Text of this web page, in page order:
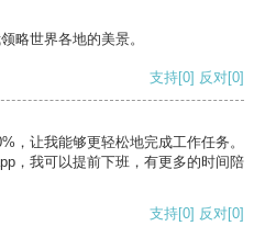
略世界各地的美景。
支持[0] 反对[0]
，让我能够更轻松地完成工作任务。
，我可以提前下班，有更多的时间陪
支持[0] 反对[0]